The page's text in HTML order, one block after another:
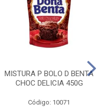
MISTURA P BOLO D BENTA
CHOC DELICIA 450G
Código: 10071